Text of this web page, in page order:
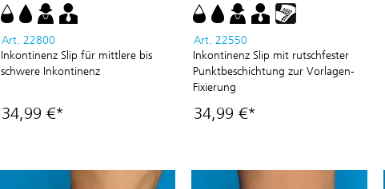
Art. 22800
Inkontinenz Slip für mittlere bis
schwere Inkontinenz
34,99 €*
Art. 22550
Inkontinenz Slip mit rutschfester
Punktbeschichtung zur Vorlagen-
Fixierung
34,99 €*